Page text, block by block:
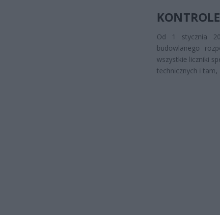
Od 1 stycznia
budowlanego
wszystkie liczniki
technicznych i